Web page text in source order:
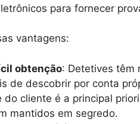
para fornecer
vantagens:
obtenção: Detetives têm
de descobrir por conta
do cliente é a principal
mantidos em segredo.